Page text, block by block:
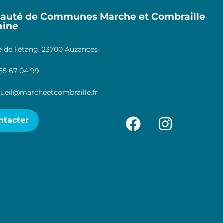
de Communes Marche et Combraille
de l’étang, 23700 Auzances
67 04 99